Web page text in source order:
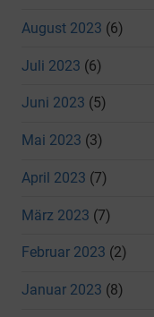
August 2023 (6)
Juli 2023 (6)
Juni 2023 (5)
Mai 2023 (3)
April 2023 (7)
März 2023 (7)
Februar 2023 (2)
Januar 2023 (8)